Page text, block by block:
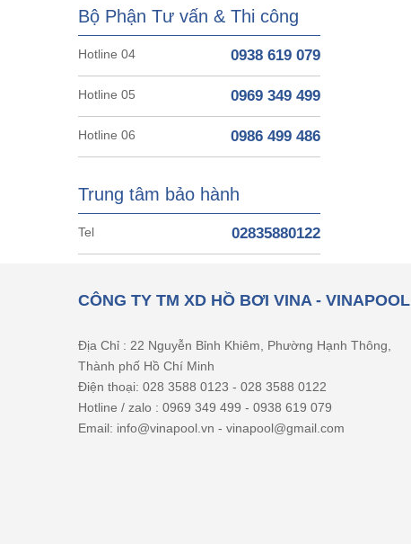
Bộ Phận Tư vấn & Thi công
Hotline 04 0938 619 079
Hotline 05 0969 349 499
Hotline 06 0986 499 486
Trung tâm bảo hành
Tel 02835880122
CÔNG TY TM XD HỒ BƠI VINA - VINAPOOL
Địa Chỉ : 22 Nguyễn Bỉnh Khiêm, Phường Hạnh Thông,
Thành phố Hồ Chí Minh
Điện thoại: 028 3588 0123 - 028 3588 0122
Hotline / zalo : 0969 349 499 - 0938 619 079
Email: info@vinapool.vn - vinapool@gmail.com